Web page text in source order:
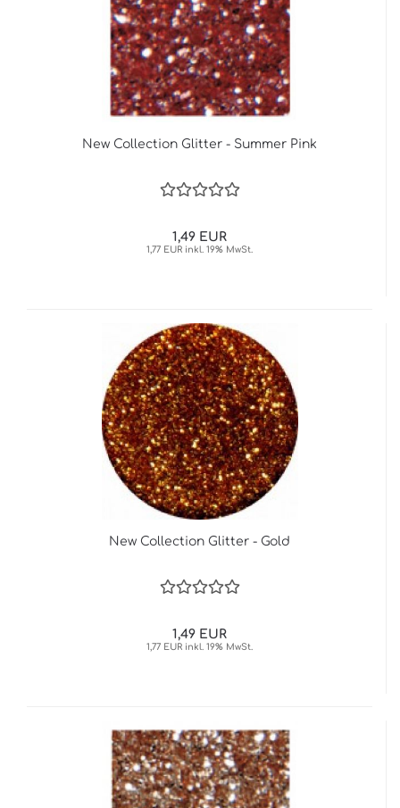
New Collection Glitter - Summer Pink
1,49 EUR
1,77 EUR inkl. 19% MwSt.
New Collection Glitter - Gold
1,49 EUR
1,77 EUR inkl. 19% MwSt.